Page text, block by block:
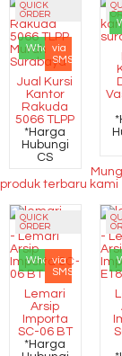
QUICK
ORDER
Whatsapp
via
SMS
Jual Kursi
Kantor
Rakuda
5066 TLPP
*Harga
Hubungi
CS
produk terbaru kami
QUICK
ORDER
Whatsapp
via
SMS
Lemari
Arsip
Importa
SC-06 BT
*Harga